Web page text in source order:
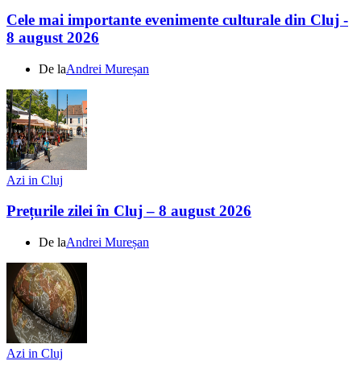
Cele mai importante evenimente culturale din Cluj -
8 august 2026
De laAndrei Mureșan
Azi in Cluj
Prețurile zilei în Cluj – 8 august 2026
De laAndrei Mureșan
Azi in Cluj